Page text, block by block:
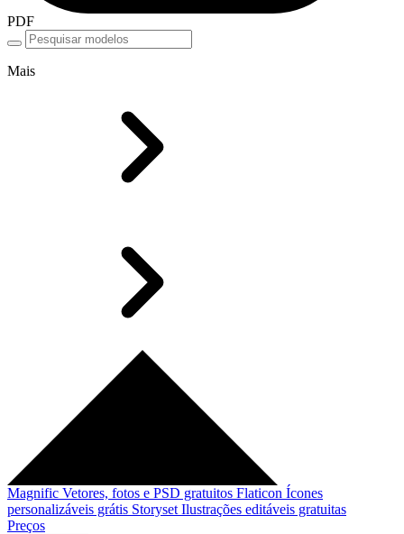
PDF
Mais
Magnific Vetores, fotos e PSD gratuitos Flaticon Ícones
personalizáveis grátis Storyset Ilustrações editáveis gratuitas
Preços